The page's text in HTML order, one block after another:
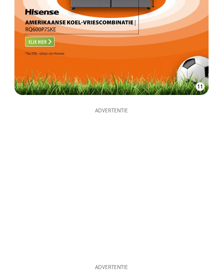
11
ADVERTENTIE
ADVERTENTIE